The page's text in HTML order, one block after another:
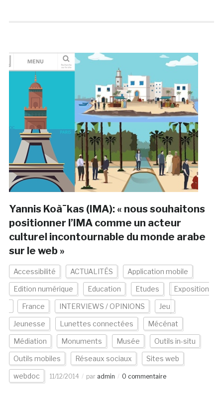
Yannis Koà¯kas (IMA): « nous souhaitons
positionner l’IMA comme un acteur
culturel incontournable du monde arabe
sur le web »
Accessibilité ACTUALITÉS Application mobile
Edition numérique Education Etudes Exposition
France INTERVIEWS / OPINIONS Jeu
Jeunesse Lunettes connectées Mécénat
Médiation Monuments Musée Outils in-situ
Outils mobiles Réseaux sociaux Sites web
webdoc 11/12/2014 par admin 0 commentaire